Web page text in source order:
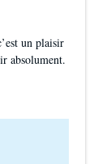
un plaisir
absolument.